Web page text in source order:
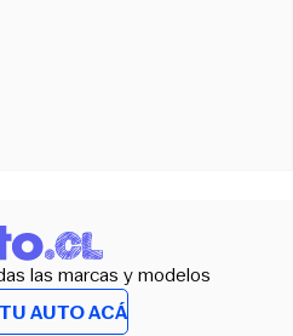
las marcas y modelos
AUTO ACÁ